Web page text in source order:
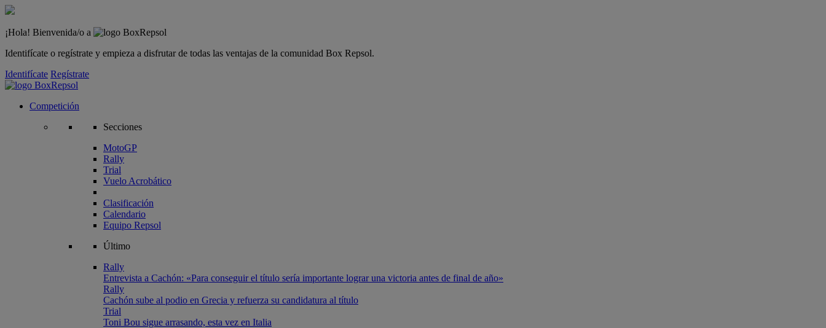
¡Hola! Bienvenida/o a
Identifícate o regístrate y empieza a disfrutar de todas las ventajas de la comunidad Box Repsol.
Identifícate Regístrate
Competición
Secciones
MotoGP
Rally
Trial
Vuelo Acrobático
Clasificación
Calendario
Equipo Repsol
Último
Rally
Entrevista a Cachón: «Para conseguir el título sería importante lograr una victoria antes de final de año»
Rally
Cachón sube al podio en Grecia y refuerza su candidatura al título
Trial
Toni Bou sigue arrasando, esta vez en Italia